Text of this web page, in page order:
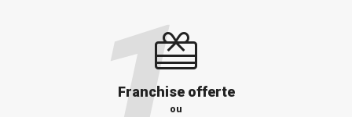
Franchise offerte
ou